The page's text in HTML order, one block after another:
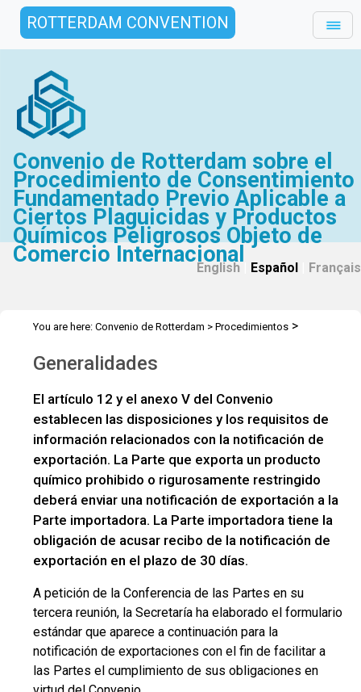
ROTTERDAM CONVENTION
Convenio de Rotterdam sobre el
Procedimiento de Consentimiento
Fundamentado Previo Aplicable a
Ciertos Plaguicidas y Productos
Químicos Peligrosos Objeto de
Comercio Internacional
English Español Français
You are here: Convenio de Rotterdam > Procedimientos >
Generalidades
El artículo 12 y el anexo V del Convenio
establecen las disposiciones y los requisitos de
información relacionados con la notificación de
exportación. La Parte que exporta un producto
químico prohibido o rigurosamente restringido
deberá enviar una notificación de exportación a la
Parte importadora. La Parte importadora tiene la
obligación de acusar recibo de la notificación de
exportación en el plazo de 30 días.
A petición de la Conferencia de las Partes en su
tercera reunión, la Secretaría ha elaborado el formulario
estándar que aparece a continuación para la
notificación de exportaciones con el fin de facilitar a
las Partes el cumplimiento de sus obligaciones en